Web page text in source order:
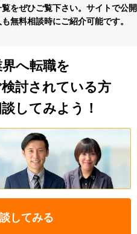
をぜひご覧下さい。サイトで公開
無料相談時にご紹介可能です。
へ転職を
討されている方
してみよう！
してみる